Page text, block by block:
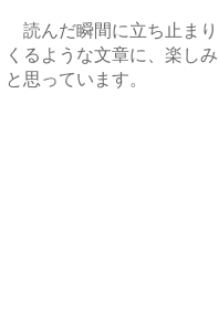
読んだ瞬間に立ち止ま
くるような文章に、楽し
と思っています。